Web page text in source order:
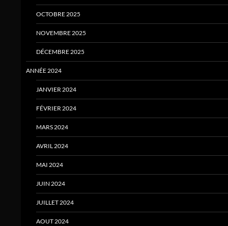
OCTOBRE 2025
NOVEMBRE 2025
DÉCEMBRE 2025
ANNÉE 2024
JANVIER 2024
FÉVRIER 2024
MARS 2024
AVRIL 2024
MAI 2024
JUIN 2024
JUILLET 2024
AOUT 2024